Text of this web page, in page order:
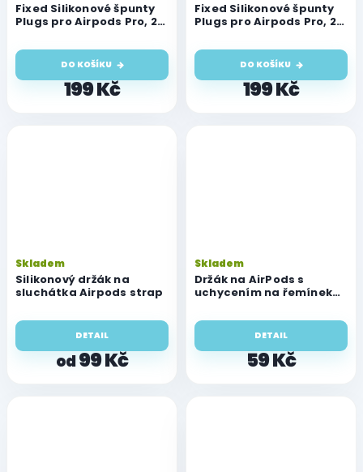
Fixed Silikonové špunty
Plugs pro Airpods Pro, 2
199 Kč
DO KOŠÍKU
Fixed Silikonové špunty
Plugs pro Airpods Pro, 2
199 Kč
DO KOŠÍKU
Silikonový držák na
sluchátka Airpods strap
Skladem
od99 Kč
DETAIL
Držák na AirPods s
uchycením na řemínek
Skladem
59 Kč
DETAIL